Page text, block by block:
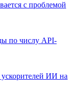
с проблемой
по числу API-
ИИ на